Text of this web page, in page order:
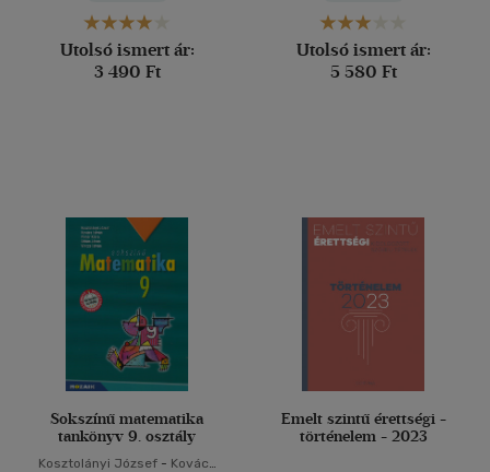
Utolsó ismert ár:
3 490 Ft
Utolsó ismert ár:
5 580 Ft
Sokszínű matematika
tankönyv 9. osztály
Kosztolányi József- Kovács
Emelt szintű érettségi -
történelem - 2023